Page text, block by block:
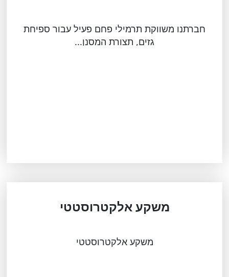
חברתנו משווקת תרמילי פחם פעיל עבור ספיחת
גזים, תצורת המסנן...
משקע אלקטרוסטטי
משקע אלקטרוסטטי